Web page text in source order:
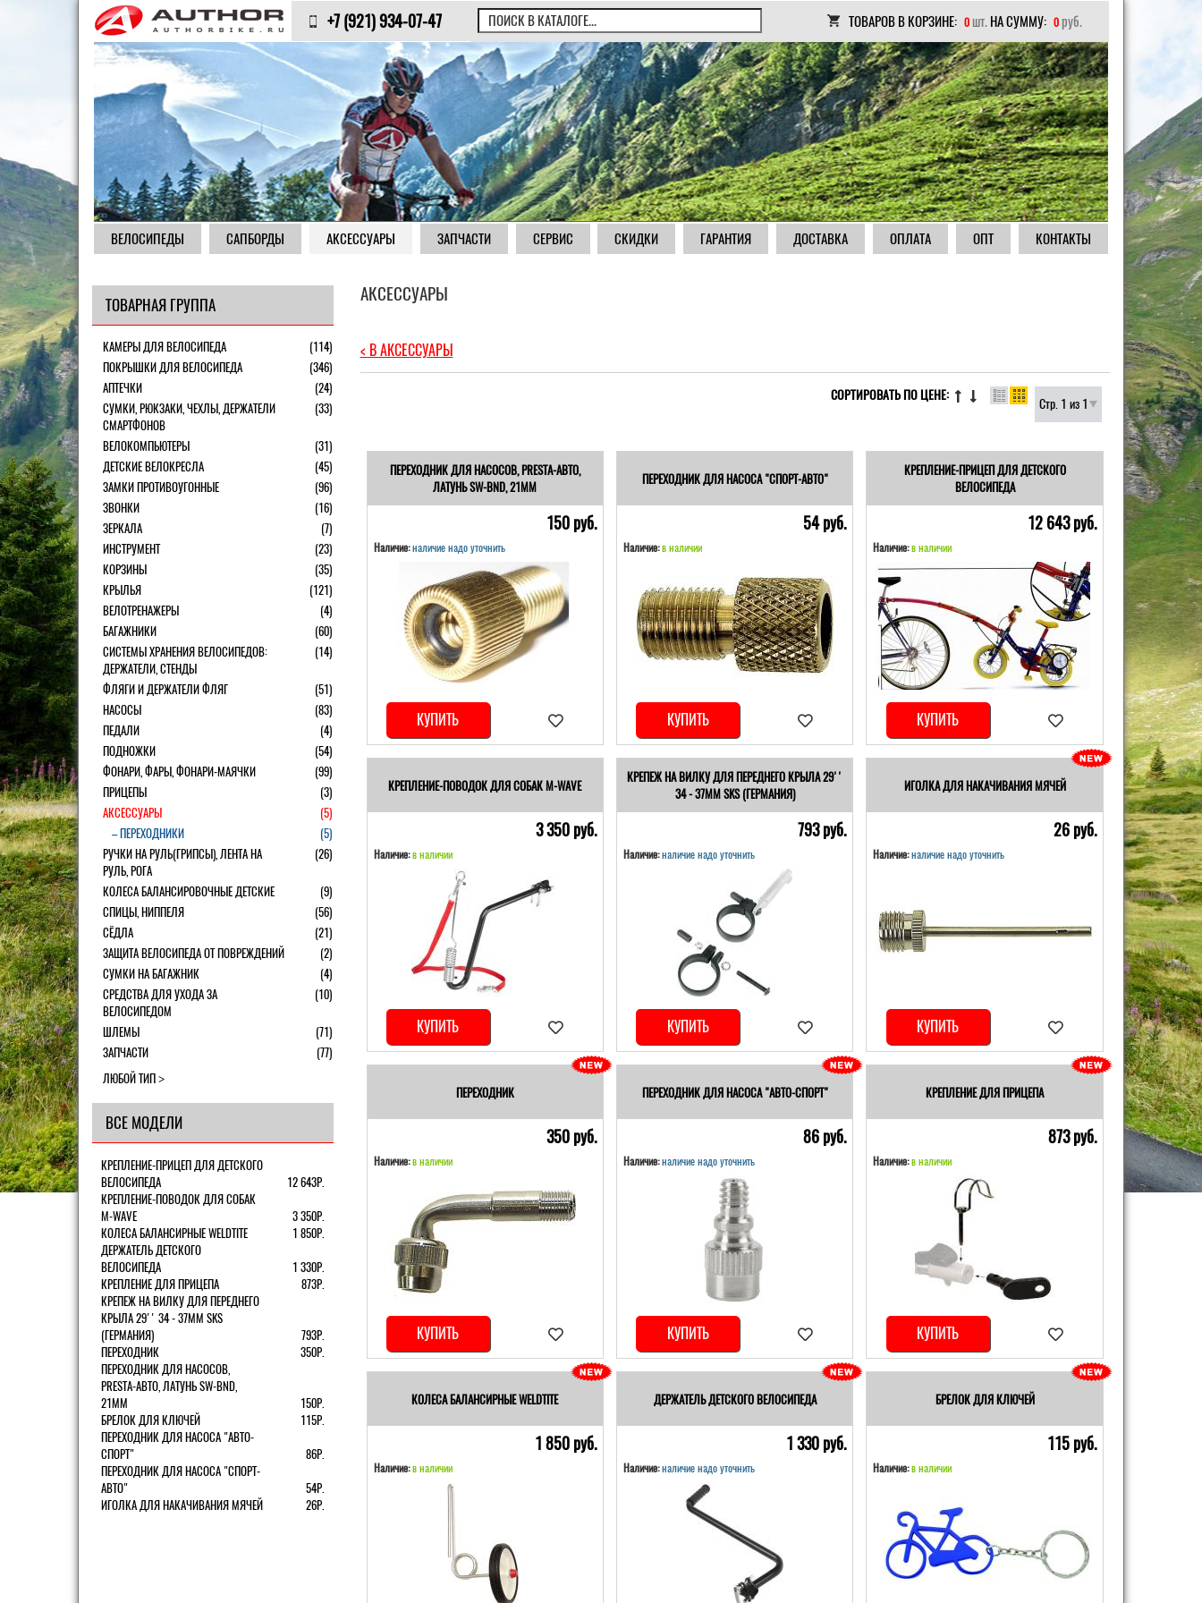
+7 (921) 934-07-47 ТОВАРОВ В КОРЗИНЕ: 0 шт. НА СУММУ: 0 руб.
ВЕЛОСИПЕДЫ САПБОРДЫ АКСЕССУАРЫ ЗАПЧАСТИ СЕРВИС СКИДКИ ГАРАНТИЯ ДОСТАВКА ОПЛАТА ОПТ КОНТАКТЫ
ТОВАРНАЯ ГРУППА
КАМЕРЫ ДЛЯ ВЕЛОСИПЕДА
(114)
ПОКРЫШКИ ДЛЯ ВЕЛОСИПЕДА
(346)
АПТЕЧКИ
(24)
СУМКИ, РЮКЗАКИ, ЧЕХЛЫ, ДЕРЖАТЕЛИ
СМАРТФОНОВ
(33)
ВЕЛОКОМПЬЮТЕРЫ
(31)
ДЕТСКИЕ ВЕЛОКРЕСЛА
(45)
ЗАМКИ ПРОТИВОУГОННЫЕ
(96)
ЗВОНКИ
(16)
ЗЕРКАЛА
(7)
ИНСТРУМЕНТ
(23)
КОРЗИНЫ
(35)
КРЫЛЬЯ
(121)
ВЕЛОТРЕНАЖЕРЫ
(4)
БАГАЖНИКИ
(60)
СИСТЕМЫ ХРАНЕНИЯ ВЕЛОСИПЕДОВ:
ДЕРЖАТЕЛИ, СТЕНДЫ
(14)
ФЛЯГИ И ДЕРЖАТЕЛИ ФЛЯГ
(51)
НАСОСЫ
(83)
ПЕДАЛИ
(4)
ПОДНОЖКИ
(54)
ФОНАРИ, ФАРЫ, ФОНАРИ-МАЯЧКИ
(99)
ПРИЦЕПЫ
(3)
АКСЕССУАРЫ
(5)
– ПЕРЕХОДНИКИ
(5)
РУЧКИ НА РУЛЬ(ГРИПСЫ), ЛЕНТА НА
РУЛЬ, РОГА
(26)
КОЛЕСА БАЛАНСИРОВОЧНЫЕ ДЕТСКИЕ
(9)
СПИЦЫ, НИППЕЛЯ
(56)
СЁДЛА
(21)
ЗАЩИТА ВЕЛОСИПЕДА ОТ ПОВРЕЖДЕНИЙ
(2)
СУМКИ НА БАГАЖНИК
(4)
СРЕДСТВА ДЛЯ УХОДА ЗА
ВЕЛОСИПЕДОМ
(10)
ШЛЕМЫ
(71)
ЗАПЧАСТИ
(77)
ЛЮБОЙ ТИП
ВСЕ МОДЕЛИ
КРЕПЛЕНИЕ-ПРИЦЕП ДЛЯ ДЕТСКОГО
ВЕЛОСИПЕДА
12 643Р.
КРЕПЛЕНИЕ-ПОВОДОК ДЛЯ СОБАК
M-WAVE
3 350Р.
КОЛЕСА БАЛАНСИРНЫЕ WELDTITE
1 850Р.
ДЕРЖАТЕЛЬ ДЕТСКОГО
ВЕЛОСИПЕДА
1 330Р.
КРЕПЛЕНИЕ ДЛЯ ПРИЦЕПА
873Р.
КРЕПЕЖ НА ВИЛКУ ДЛЯ ПЕРЕДНЕГО
КРЫЛА 29'' 34 - 37ММ SKS
(ГЕРМАНИЯ)
793Р.
ПЕРЕХОДНИК
350Р.
ПЕРЕХОДНИК ДЛЯ НАСОСОВ,
PRESTA-АВТО, ЛАТУНЬ SW-BND,
21ММ
150Р.
БРЕЛОК ДЛЯ КЛЮЧЕЙ
115Р.
ПЕРЕХОДНИК ДЛЯ НАСОСА "АВТО-
СПОРТ"
86Р.
ПЕРЕХОДНИК ДЛЯ НАСОСА "СПОРТ-
АВТО"
54Р.
ИГОЛКА ДЛЯ НАКАЧИВАНИЯ МЯЧЕЙ
26Р.
АКСЕССУАРЫ
< В АКСЕССУАРЫ
Стр. 1 из 1
СОРТИРОВАТЬ ПО ЦЕНЕ:
ПЕРЕХОДНИК ДЛЯ НАСОСОВ, PRESTA-АВТО,
ЛАТУНЬ SW-BND, 21ММ
150 pуб.
Наличие: наличие надо уточнить
КУПИТЬ
ПЕРЕХОДНИК ДЛЯ НАСОСА "СПОРТ-АВТО"
54 pуб.
Наличие:в наличии
КУПИТЬ
КРЕПЛЕНИЕ-ПРИЦЕП ДЛЯ ДЕТСКОГО
ВЕЛОСИПЕДА
12 643 pуб.
Наличие:в наличии
КУПИТЬ
КРЕПЛЕНИЕ-ПОВОДОК ДЛЯ СОБАК M-WAVE
3 350 pуб.
Наличие: в наличии
КУПИТЬ
КРЕПЕЖ НА ВИЛКУ ДЛЯ ПЕРЕДНЕГО КРЫЛА 29''
34 - 37ММ SKS (ГЕРМАНИЯ)
793 pуб.
Наличие:наличие надо уточнить
КУПИТЬ
ИГОЛКА ДЛЯ НАКАЧИВАНИЯ МЯЧЕЙ
26 pуб.
Наличие:наличие надо уточнить
КУПИТЬ
ПЕРЕХОДНИК
350 pуб.
Наличие: в наличии
КУПИТЬ
ПЕРЕХОДНИК ДЛЯ НАСОСА "АВТО-СПОРТ"
86 pуб.
Наличие:наличие надо уточнить
КУПИТЬ
КРЕПЛЕНИЕ ДЛЯ ПРИЦЕПА
873 pуб.
Наличие:в наличии
КУПИТЬ
КОЛЕСА БАЛАНСИРНЫЕ WELDTITE
1 850 pуб.
Наличие: в наличии
ДЕРЖАТЕЛЬ ДЕТСКОГО ВЕЛОСИПЕДА
1 330 pуб.
Наличие:наличие надо уточнить
БРЕЛОК ДЛЯ КЛЮЧЕЙ
115 pуб.
Наличие:в наличии